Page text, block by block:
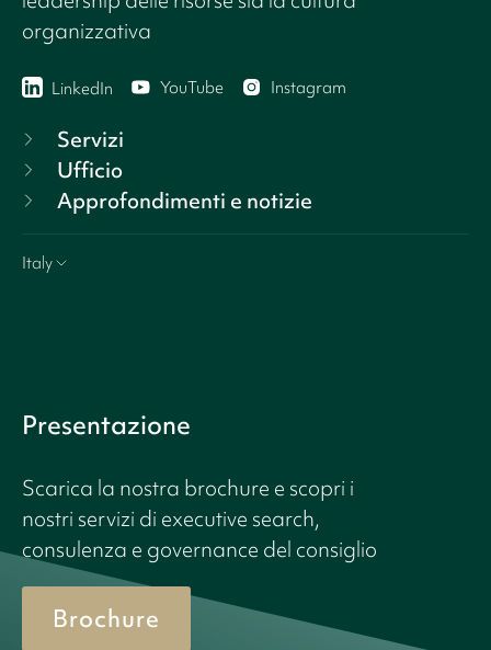
organizzativa
LinkedIn YouTube Instagram
Servizi
Ufficio
Approfondimenti e notizie
Italy
Presentazione
Scarica la nostra brochure e scopri i
nostri servizi di executive search,
consulenza e governance del consiglio
Brochure